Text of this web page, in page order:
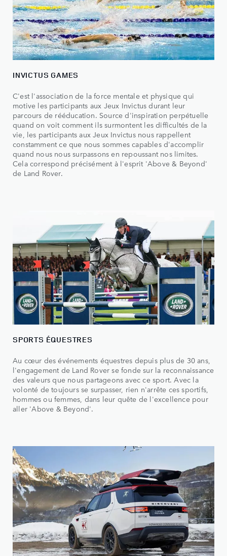
INVICTUS GAMES
C'est l'association de la force mentale et physique qui
motive les participants aux Jeux Invictus durant leur
parcours de rééducation. Source d'inspiration perpétuelle
quand on voit comment ils surmontent les difficultés de la
vie, les participants aux Jeux Invictus nous rappellent
constamment ce que nous sommes capables d'accomplir
quand nous nous surpassons en repoussant nos limites.
Cela correspond précisément à l'esprit 'Above & Beyond'
de Land Rover.
SPORTS ÉQUESTRES
Au cœur des événements équestres depuis plus de 30 ans,
l'engagement de Land Rover se fonde sur la reconnaissance
des valeurs que nous partageons avec ce sport. Avec la
volonté de toujours se surpasser, rien n'arrête ces sportifs,
hommes ou femmes, dans leur quête de l'excellence pour
aller 'Above & Beyond'.